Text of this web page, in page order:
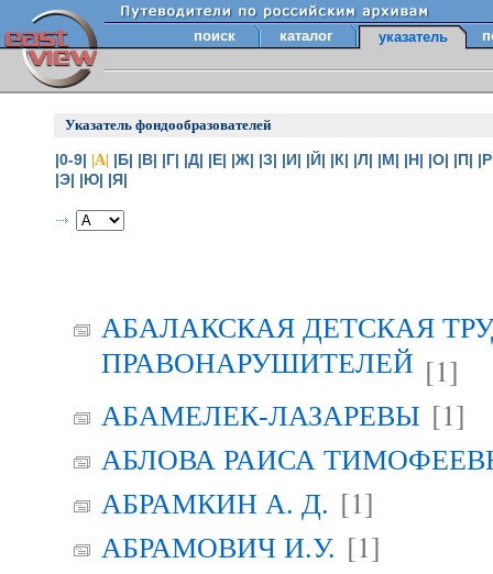
поиск каталог указатель
Указатель фондообразователей
|0-9| |А| |Б| |В| |Г| |Д| |Е| |Ж| |З| |И| |Й| |К| |Л| |М| |Н| |О| |П|
|Э| |Ю| |Я|
АБАЛАКСКАЯ ДЕТСКАЯ
ПРАВОНАРУШИТЕЛЕЙ [1]
АБАМЕЛЕК-ЛАЗАРЕВЫ [1]
АБЛОВА РАИСА
АБРАМКИН А. Д. [1]
АБРАМОВИЧ И.У. [1]